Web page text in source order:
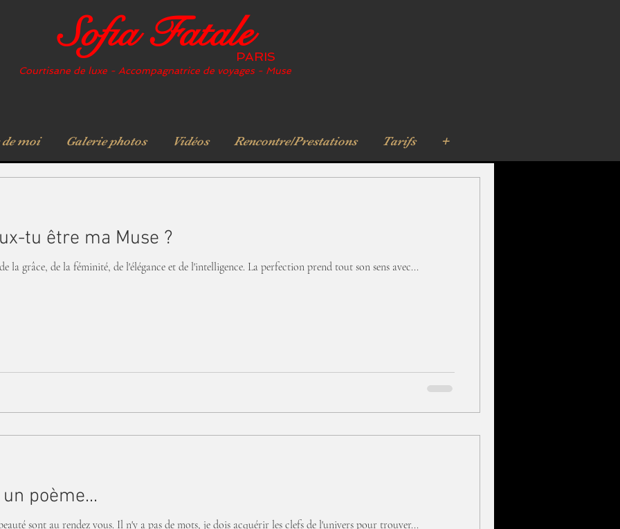
Sofia FatalePARIS
Courtisane de luxe - Accompagnatrice de voyages - Muse
moi Galerie photos Vidéos Rencontre/Prestations Tarifs +
tu être ma Muse ?
la grâce, de la féminité, de l'élégance et de l'intelligence. La perfection prend tout son sens avec...
poème...
sont au rendez vous. Il n'y a pas de mots, je dois acquérir les clefs de l'univers pour trouver...